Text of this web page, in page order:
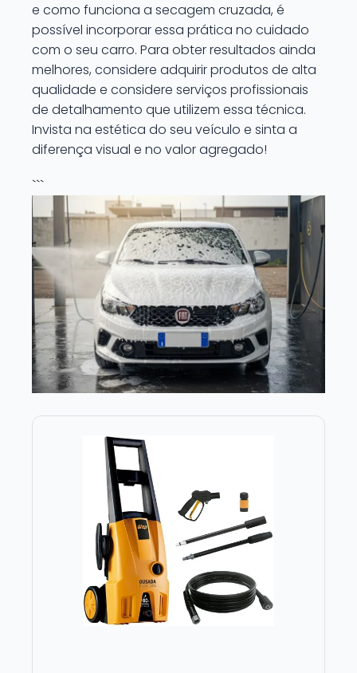
e como funciona a secagem cruzada, é
possível incorporar essa prática no cuidado
com o seu carro. Para obter resultados ainda
melhores, considere adquirir produtos de alta
qualidade e considere serviços profissionais
de detalhamento que utilizem essa técnica.
Invista na estética do seu veículo e sinta a
diferença visual e no valor agregado!
```